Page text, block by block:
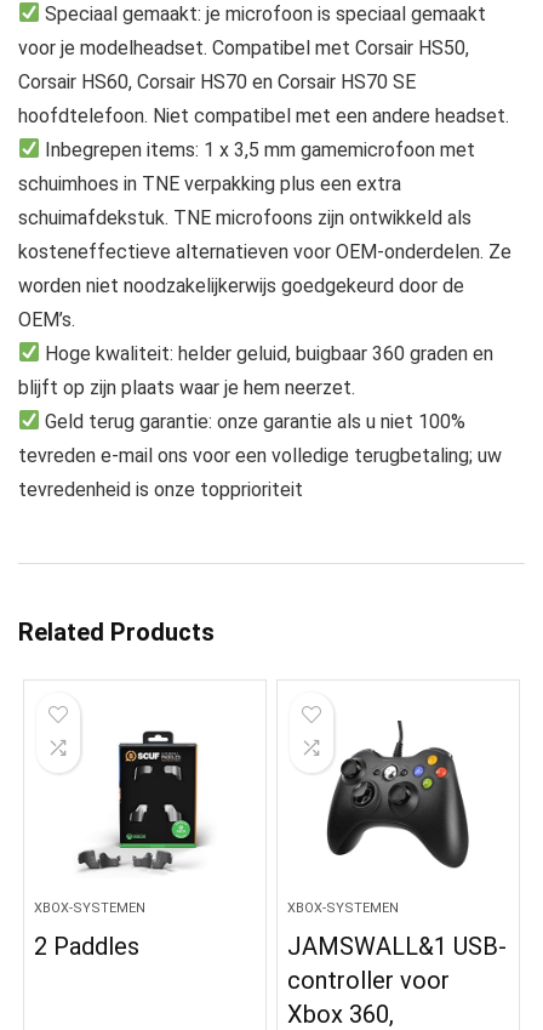
Speciaal gemaakt: je microfoon is speciaal gemaakt
voor je modelheadset. Compatibel met Corsair HS50,
Corsair HS60, Corsair HS70 en Corsair HS70 SE
hoofdtelefoon. Niet compatibel met een andere headset.
Inbegrepen items: 1 x 3,5 mm gamemicrofoon met
schuimhoes in TNE verpakking plus een extra
schuimafdekstuk. TNE microfoons zijn ontwikkeld als
kosteneffectieve alternatieven voor OEM-onderdelen. Ze
worden niet noodzakelijkerwijs goedgekeurd door de
OEM’s.
Hoge kwaliteit: helder geluid, buigbaar 360 graden en
blijft op zijn plaats waar je hem neerzet.
Geld terug garantie: onze garantie als u niet 100%
tevreden e-mail ons voor een volledige terugbetaling; uw
tevredenheid is onze topprioriteit
Related Products
XBOX-SYSTEMEN
2 Paddles
XBOX-SYSTEMEN
JAMSWALL&1 USB-
controller voor
Xbox 360,